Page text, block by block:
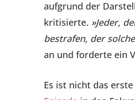
aufgrund der
kritisierte. »Jeder,
bestrafen, der
an und forderte ein
Es ist nicht das